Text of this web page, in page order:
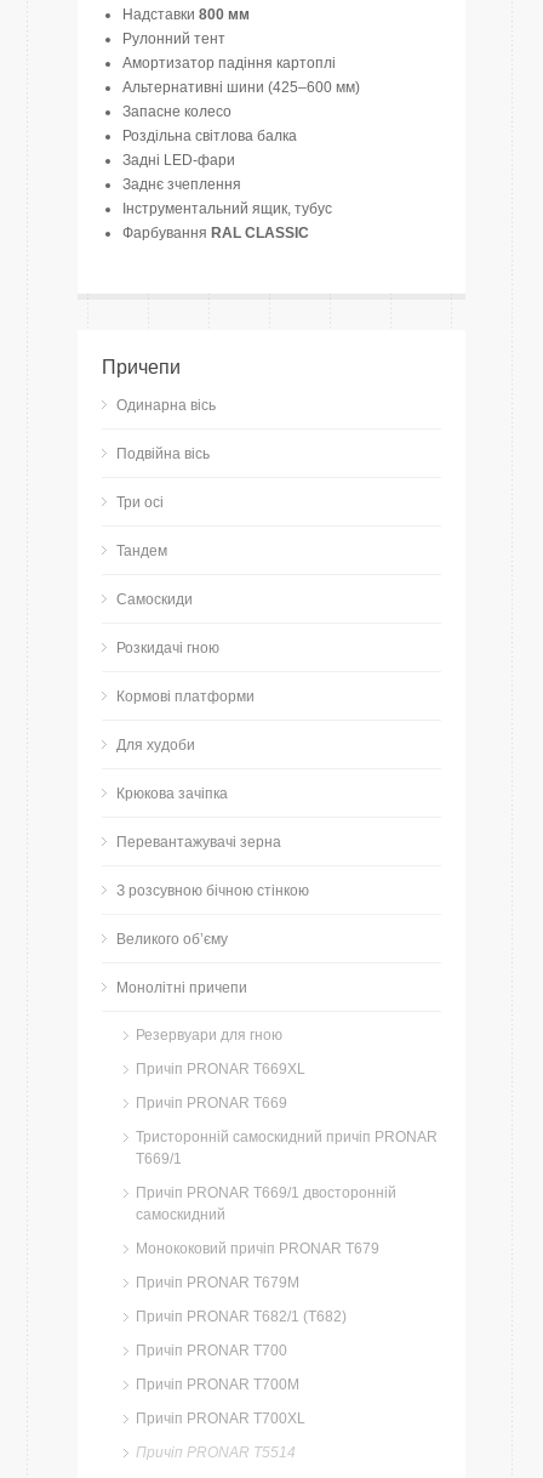
Надставки 800 мм
Рулонний тент
Амортизатор падіння картоплі
Альтернативні шини (425–600 мм)
Запасне колесо
Роздільна світлова балка
Задні LED-фари
Заднє зчеплення
Інструментальний ящик, тубус
Фарбування RAL CLASSIC
Причепи
Одинарна вісь
Подвійна вісь
Три осі
Тандем
Самоскиди
Розкидачі гною
Кормові платформи
Для худоби
Крюкова зачіпка
Перевантажувачі зерна
З розсувною бічною стінкою
Великого об’єму
Монолітні причепи
Резервуари для гною
Причіп PRONAR T669XL
Причіп PRONAR T669
Тристоронній самоскидний причіп PRONAR
T669/1
Причіп PRONAR T669/1 двосторонній
самоскидний
Монококовий причіп PRONAR T679
Причіп PRONAR T679M
Причіп PRONAR T682/1 (T682)
Причіп PRONAR T700
Причіп PRONAR T700M
Причіп PRONAR T700XL
Причіп PRONAR T5514